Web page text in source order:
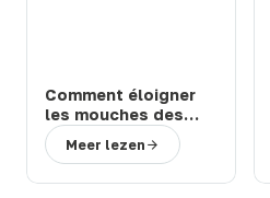
Comment éloigner
les mouches des
chevaux et bovins
en prairie : solutions
Meer lezen